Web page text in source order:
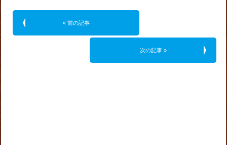
« 前の記事
次の記事 »